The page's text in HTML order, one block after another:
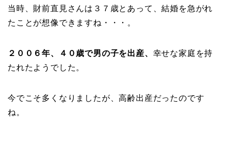
当時、財前直見さんは３７歳とあって、結婚を急がれ
たことが想像できますね・・・。
２００６年、４０歳で男の子を出産、 幸せな家庭を持
たれたようでした。
今でこそ多くなりましたが、高齢出産だったのです
ね。